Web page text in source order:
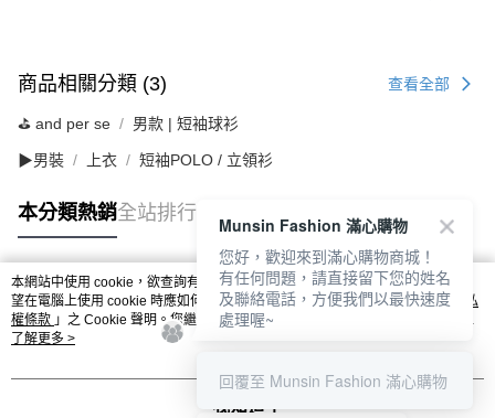
商品相關分類 (3) 查看全部
⛳️ and per se 男款 | 短袖球衫
▶男裝 上衣 短袖POLO / 立領衫
本分類熱銷全站排行
熱門標籤
本網站中使用 cookie，欲查詢有關本網站使用 cookie 方式之詳情，及若您不希
望在電腦上使用 cookie 時應如何變更電腦的 cookie 設定，請參閱本網站「
隱私
權條款 」之 Cookie 聲明。您繼續使用本網站即表示您同意本公司得按本網站使
用條款之 Cookie 聲明使用 cookie。
了解更多 >
我知道了
Munsin Fashion 滿心購物
您好，歡迎來到滿心購物商城！
有任何問題，請直接留下您的姓名
及聯絡電話，方便我們以最快速度
處理喔~
回覆至 Munsin Fashion 滿心購物